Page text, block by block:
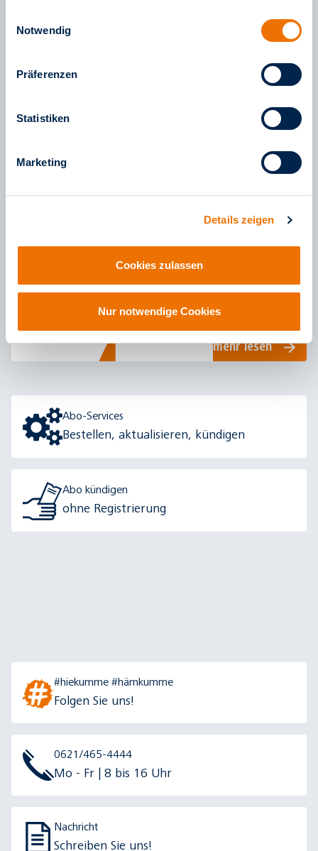
haben. Weitere Informationen finden Sie in unserem
Notwendig
Präferenzen
Statistiken
Marketing
Details zeigen
Cookies zulassen
Nur notwendige Cookies
mehr lesen
In ganz Deutschland und im Verbundgebiet des
VRN Bus und Bahn fahren.
mehr lesen
Abo-Services
Bestellen, aktualisieren, kündigen
Abo kündigen
ohne Registrierung
#hiekumme #hämkumme
Folgen Sie uns!
0621/465-4444
Mo - Fr | 8 bis 16 Uhr
Nachricht
Schreiben Sie uns!